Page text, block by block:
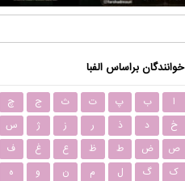
خوانندگان براساس الفبا
ا ب پ ت ث ج چ
خ
د ذ ر ز ژ س
ص
ض ط ظ ع غ ف
ک
گ ل م ن و ه